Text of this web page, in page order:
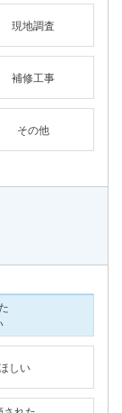
現地調査
補修工事
その他
しい